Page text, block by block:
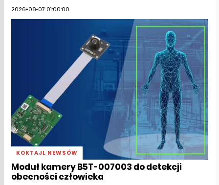
2026-08-07 01:00:00
KOKTAJL NEWSÓW
Moduł kamery B5T-007003 do detekcji
obecności człowieka